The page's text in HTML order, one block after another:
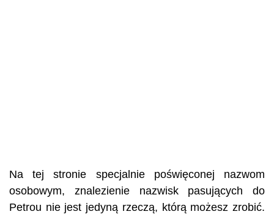
Na tej stronie specjalnie poświęconej nazwom
osobowym, znalezienie nazwisk pasujących do
Petrou nie jest jedyną rzeczą, którą możesz zrobić.